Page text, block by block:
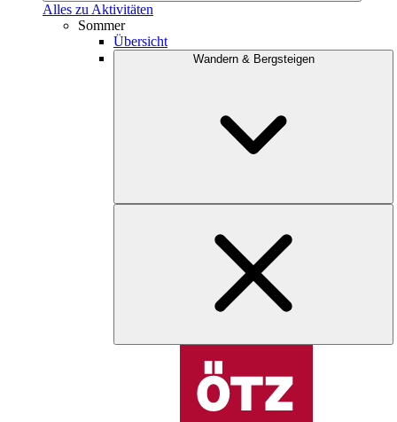
Alles zu Aktivitäten
Sommer
Übersicht
Wandern & Bergsteigen